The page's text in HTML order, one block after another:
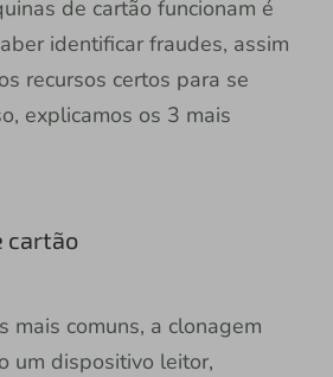
de cartão funcionam é
identificar fraudes, assim
recursos certos para se
explicamos os 3 mais
cartão
mais comuns, a clonagem
um dispositivo leitor,